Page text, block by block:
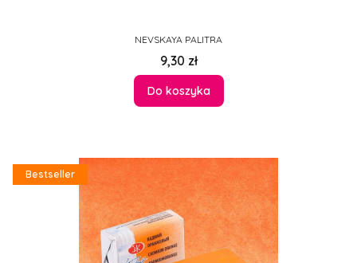
PRODUCENT
NEVSKAYA PALITRA
Cena
9,30 zł
Do koszyka
Bestseller